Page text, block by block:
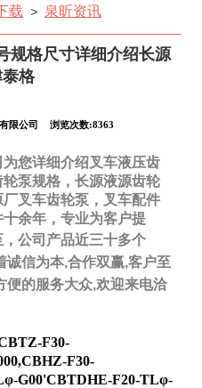
载 > 泉昕资讯
规格尺寸详细介绍长源
格
限公司 浏览次数:8363
您详细介绍叉车液压齿
泵规格，长源液源齿轮
叉车齿轮泵，叉车配件
余年，专业为客户提
公司产品近三十多个
诚信为本,合作双赢,客户至
便的服务大众,欢迎来电洽
F30-
F30-
G00'CBTDHE-F20-TLφ-